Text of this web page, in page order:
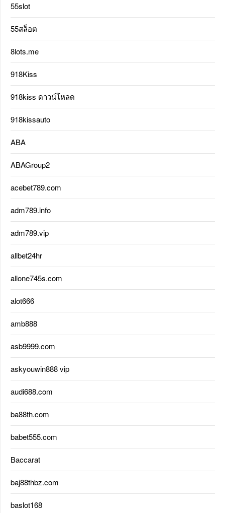
55slot
55สล็อต
8lots.me
918Kiss
918kiss ดาวน์โหลด
918kissauto
ABA
ABAGroup2
acebet789.com
adm789.info
adm789.vip
allbet24hr
allone745s.com
alot666
amb888
asb9999.com
askyouwin888 vip
audi688.com
ba88th.com
babet555.com
Baccarat
baj88thbz.com
baslot168